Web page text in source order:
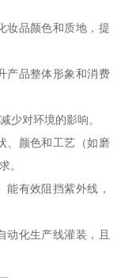
妆品颜色和质地，提
产品整体形象和消费
少对环境的影响。
、颜色和工艺（如磨
。
有效阻挡紫外线，
动化生产线灌装，且